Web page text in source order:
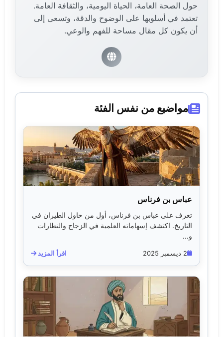
حول الصحة العامة، الحياة اليومية، والثقافة العامة.
تعتمد في أسلوبها على الوضوح والدقة، وتسعى إلى
أن يكون كل مقال مساحة للفهم والوعي.
مواضيع من نفس الفئة
عباس بن فرناس
تعرف على عباس بن فرناس، أول من حاول الطيران في
التاريخ. اكتشف إسهاماته العلمية في الزجاج والنظارات
و...
2 ديسمبر 2025 اقرأ المزيد